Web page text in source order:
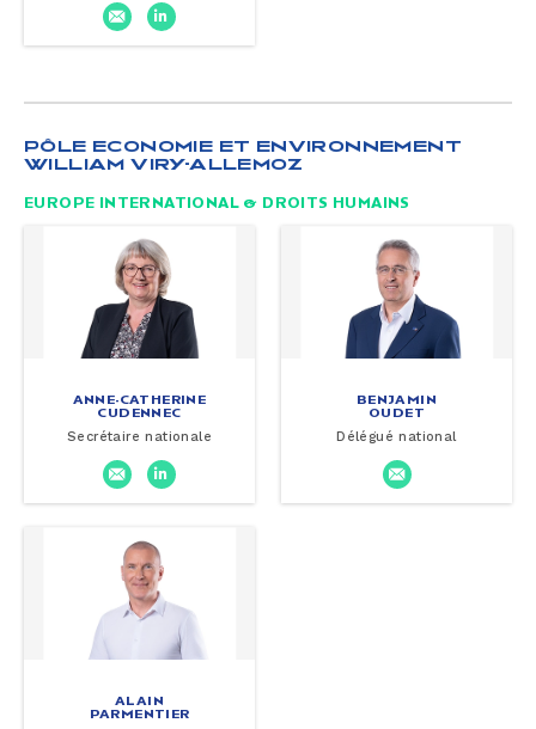
PÔLE ECONOMIE ET ENVIRONNEMENT
WILLIAM VIRY-ALLEMOZ
EUROPE INTERNATIONAL & DROITS HUMAINS
ANNE-CATHERINE
CUDENNEC
Secrétaire nationale
BENJAMIN
OUDET
Délégué national
ALAIN
PARMENTIER